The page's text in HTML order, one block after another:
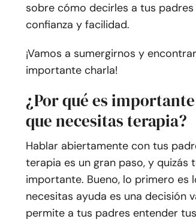
sobre cómo decirles a tus
confianza y facilidad.
¡Vamos a sumergirnos y
importante charla!
¿Por qué es
que necesitas terapia?
Hablar abiertamente con tus
terapia es un gran paso, y
importante. Bueno, lo primero es
necesitas ayuda es una decisión
permite a tus padres entender